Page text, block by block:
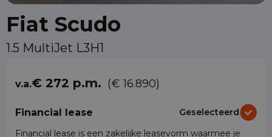
Fiat Scudo
1.5 MultiJet L3H1
v.a.€ 272 p.m. (€ 16.890)
Financial lease
Geselecteerd
Financial lease is een zakelijke leasevorm waarmee je